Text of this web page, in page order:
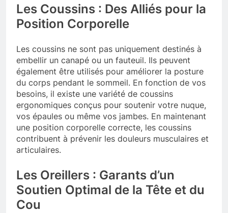
Les Coussins : Des Alliés pour la
Position Corporelle
Les coussins ne sont pas uniquement destinés à
embellir un canapé ou un fauteuil. Ils peuvent
également être utilisés pour améliorer la posture
du corps pendant le sommeil. En fonction de vos
besoins, il existe une variété de coussins
ergonomiques conçus pour soutenir votre nuque,
vos épaules ou même vos jambes. En maintenant
une position corporelle correcte, les coussins
contribuent à prévenir les douleurs musculaires et
articulaires.
Les Oreillers : Garants d’un
Soutien Optimal de la Tête et du
Cou